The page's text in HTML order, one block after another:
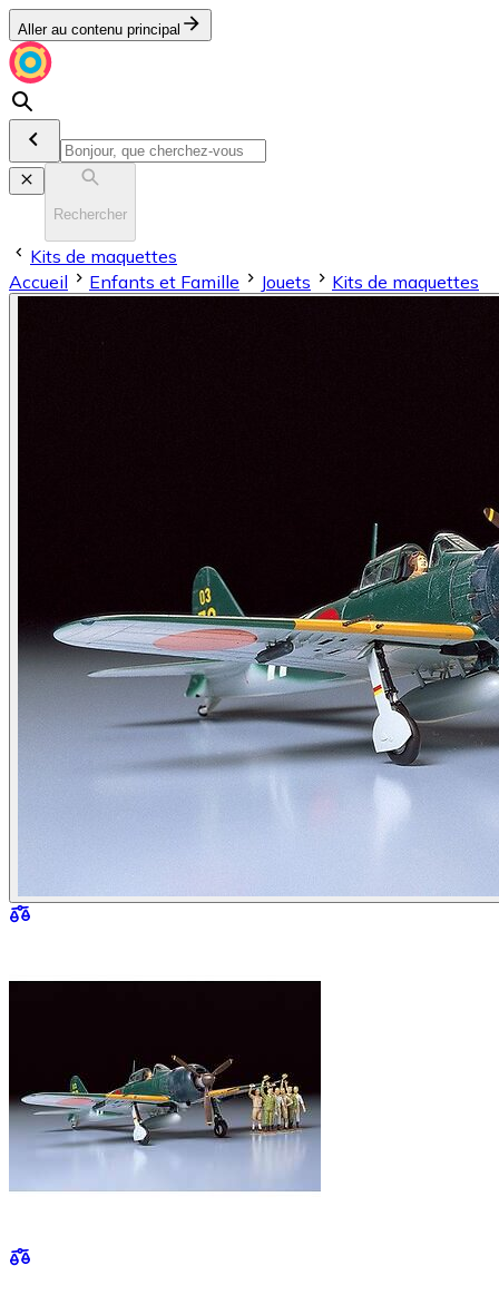
Aller au contenu principal
Rechercher
Kits de maquettes
Accueil
Enfants et Famille Jouets Kits de maquettes